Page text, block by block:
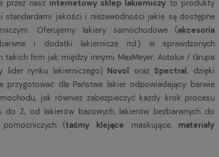
przez nasz internetowy sklep lakierniczy to produkty
standardami jakości i niezawodności jakie są dostępne
Oferujemy lakiery samochodowe (akcesoria
i dodatki lakiernicze itd.) w sprawdzonych
takich firm jak między innymi MaxMeyer, Autolux / Grupa
lider rynku lakierniczego) Novol orazSpectral, dzięki
przygotować dla Państwa lakier odpowiadający barwie
jak również zabezpieczyć każdy krok procesu
do Z, od lakierów bazowych, lakierów bezbarwnych do
pomocniczych (taśmy klejące maskujące,materiały